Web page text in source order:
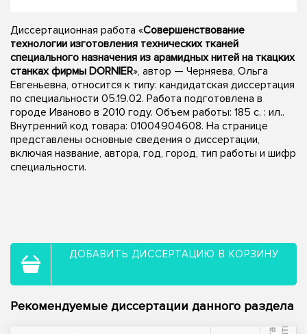
Диссертационная работа «Совершенствование
технологии изготовления технических тканей
специального назначения из арамидных нитей на ткацких
станках фирмы DORNIER», автор — Черняева, Ольга
Евгеньевна, относится к типу: кандидатская диссертация
по специальности 05.19.02. Работа подготовлена в
городе Иваново в 2010 году. Объем работы: 185 с. : ил..
Внутренний код товара: 01004904608. На странице
представлены основные сведения о диссертации,
включая название, автора, год, город, тип работы и шифр
специальности.
ДОБАВИТЬ ДИССЕРТАЦИЮ В КОРЗИНУ
Рекомендуемые диссертации данного раздела